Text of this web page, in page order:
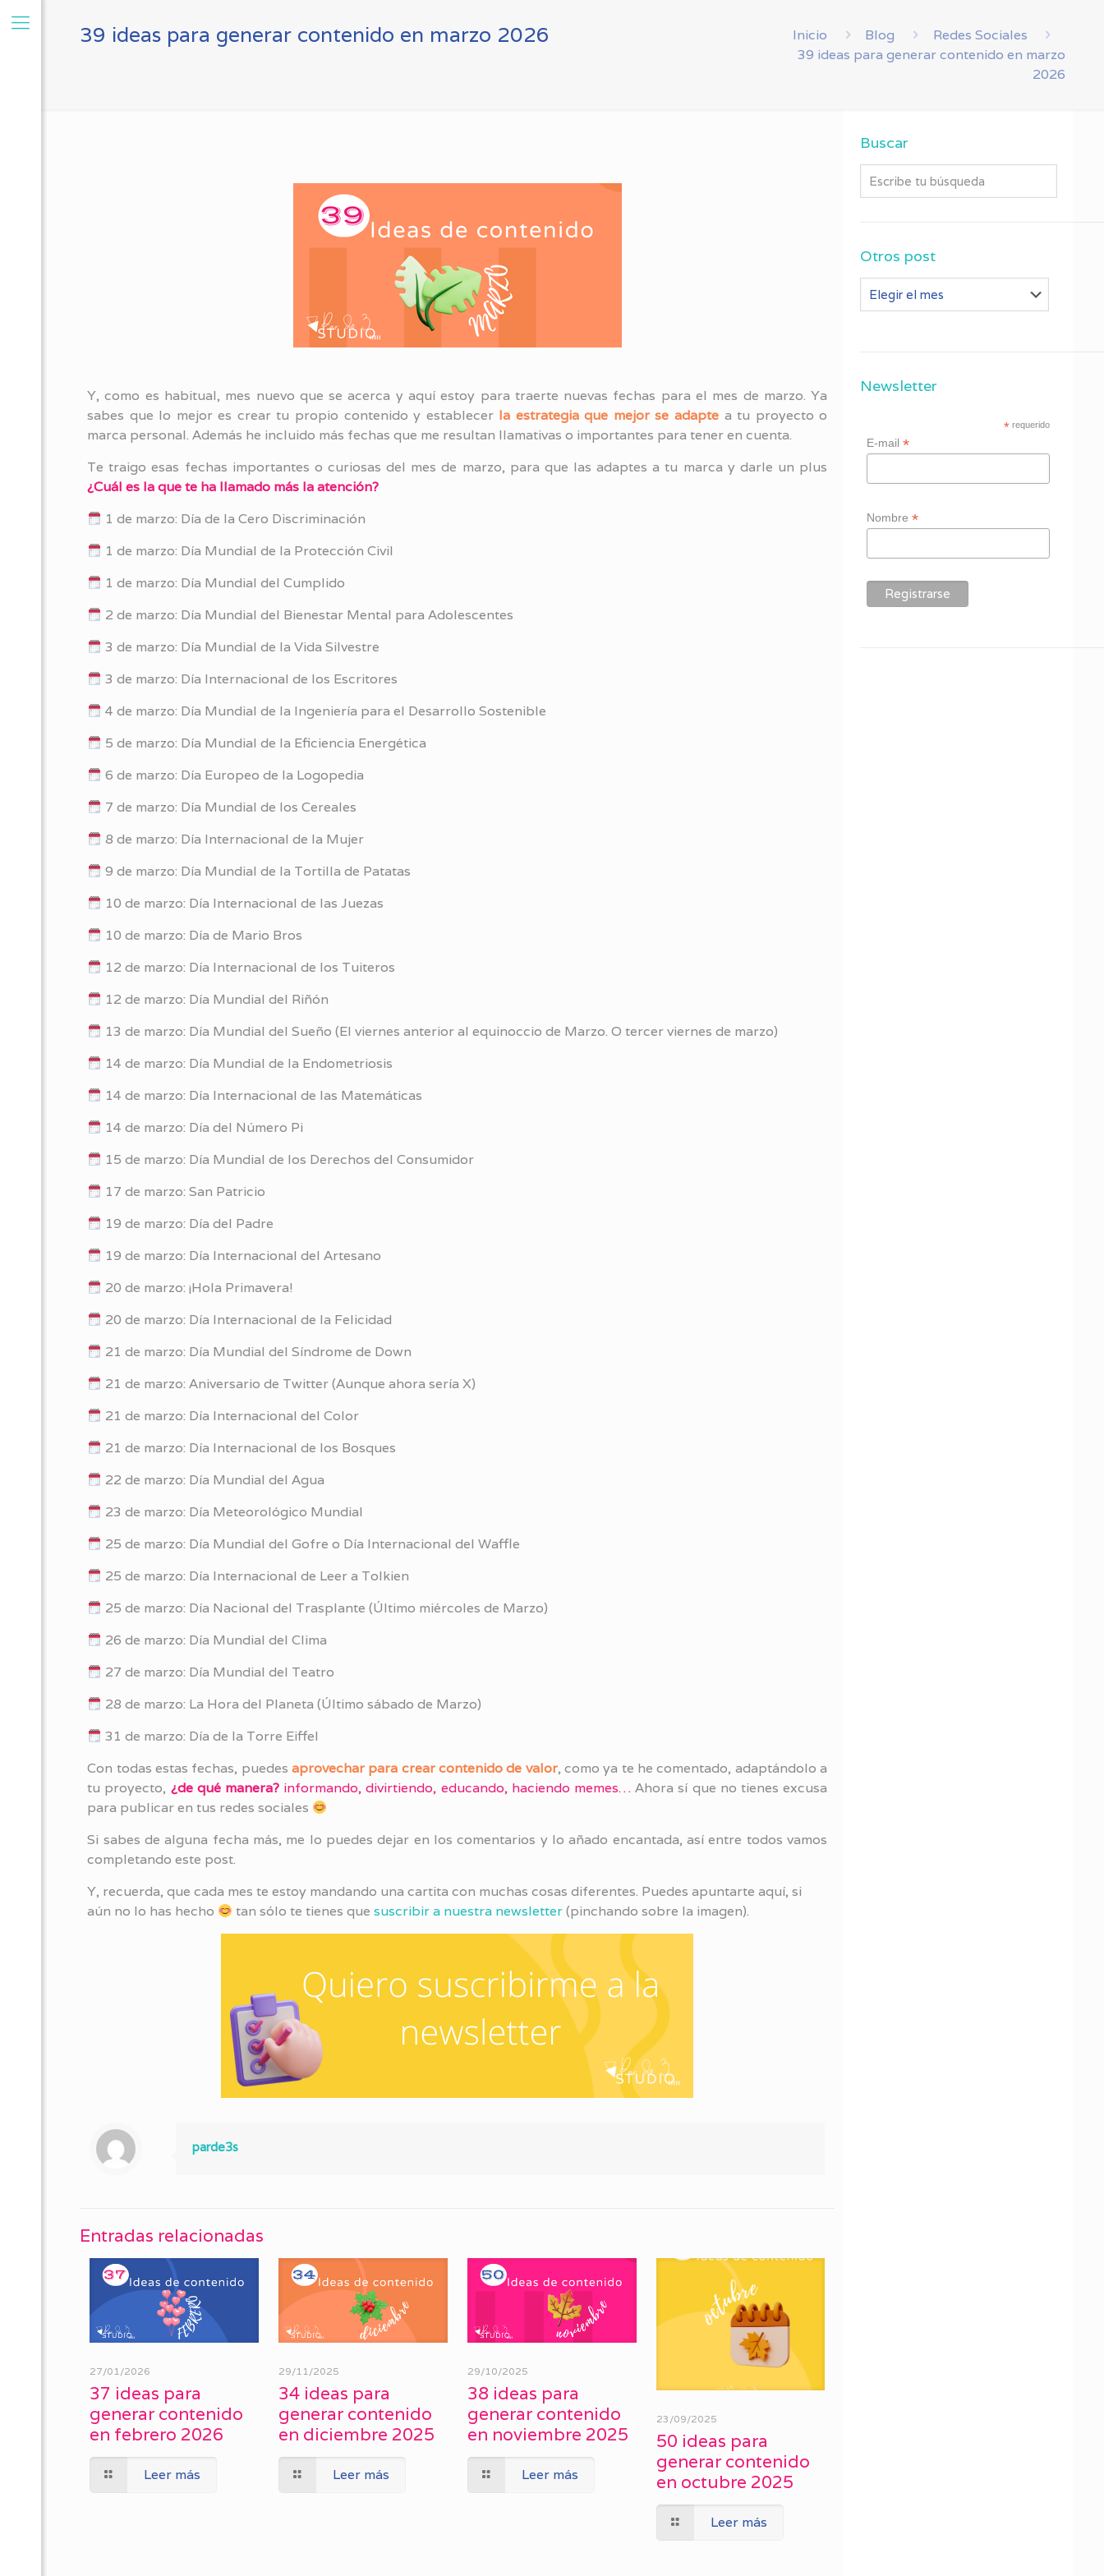
39 ideas para generar contenido en marzo 2026 Inicio Blog
Redes Sociales
39 ideas para generar contenido en marzo
2026
Y, como es habitual, mes nuevo que se acerca y aquí estoy para traerte nuevas fechas para el mes de marzo. Ya
sabes que lo mejor es crear tu propio contenido y establecer la estrategia que mejor se adapte a tu proyecto o
marca personal. Además he incluido más fechas que me resultan llamativas o importantes para tener en cuenta.
Te traigo esas fechas importantes o curiosas del mes de marzo, para que las adaptes a tu marca y darle un plus
¿Cuál es la que te ha llamado más la atención?
1 de marzo: Día de la Cero Discriminación
1 de marzo: Día Mundial de la Protección Civil
1 de marzo: Día Mundial del Cumplido
2 de marzo: Día Mundial del Bienestar Mental para Adolescentes
3 de marzo: Día Mundial de la Vida Silvestre
3 de marzo: Día Internacional de los Escritores
4 de marzo: Día Mundial de la Ingeniería para el Desarrollo Sostenible
5 de marzo: Día Mundial de la Eficiencia Energética
6 de marzo: Día Europeo de la Logopedia
7 de marzo: Día Mundial de los Cereales
8 de marzo: Día Internacional de la Mujer
9 de marzo: Día Mundial de la Tortilla de Patatas
10 de marzo: Día Internacional de las Juezas
10 de marzo: Día de Mario Bros
12 de marzo: Día Internacional de los Tuiteros
12 de marzo: Día Mundial del Riñón
13 de marzo: Día Mundial del Sueño (El viernes anterior al equinoccio de Marzo. O tercer viernes de marzo)
14 de marzo: Día Mundial de la Endometriosis
14 de marzo: Día Internacional de las Matemáticas
14 de marzo: Día del Número Pi
15 de marzo: Día Mundial de los Derechos del Consumidor
17 de marzo: San Patricio
19 de marzo: Día del Padre
19 de marzo: Día Internacional del Artesano
20 de marzo: ¡Hola Primavera!
20 de marzo: Día Internacional de la Felicidad
21 de marzo: Día Mundial del Síndrome de Down
21 de marzo: Aniversario de Twitter (Aunque ahora sería X)
21 de marzo: Día Internacional del Color
21 de marzo: Día Internacional de los Bosques
22 de marzo: Día Mundial del Agua
23 de marzo: Día Meteorológico Mundial
25 de marzo: Día Mundial del Gofre o Día Internacional del Waffle
25 de marzo: Día Internacional de Leer a Tolkien
25 de marzo: Día Nacional del Trasplante (Último miércoles de Marzo)
26 de marzo: Día Mundial del Clima
27 de marzo: Día Mundial del Teatro
28 de marzo: La Hora del Planeta (Último sábado de Marzo)
31 de marzo: Día de la Torre Eiffel
Con todas estas fechas, puedes aprovechar para crear contenido de valor, como ya te he comentado, adaptándolo a
tu proyecto, ¿de qué manera? informando, divirtiendo, educando, haciendo memes…Ahora sí que no tienes excusa
para publicar en tus redes sociales
Si sabes de alguna fecha más, me lo puedes dejar en los comentarios y lo añado encantada, así entre todos vamos
completando este post.
Y, recuerda, que cada mes te estoy mandando una cartita con muchas cosas diferentes. Puedes apuntarte aquí, si
aún no lo has hecho
tan sólo te tienes quesuscribir a nuestra newsletter (pinchando sobre la imagen).
parde3s
Entradas relacionadas
27/01/2026
37 ideas para
generar contenido
en febrero 2026
Leer más
29/11/2025
34 ideas para
generar contenido
en diciembre 2025
Leer más
29/10/2025
38 ideas para
generar contenido
en noviembre 2025
Leer más
23/09/2025
50 ideas para
generar contenido
en octubre 2025
Leer más
Buscar
Otros post
Otros
Newsletter
*requerido
E-mail *
Nombre *